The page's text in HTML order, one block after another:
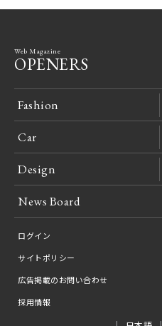
Web Magazine
OPENERS
Fashion
Car
Design
News Board
ログイン
サイトポリシー
広告掲載のお問い合わせ
採用情報